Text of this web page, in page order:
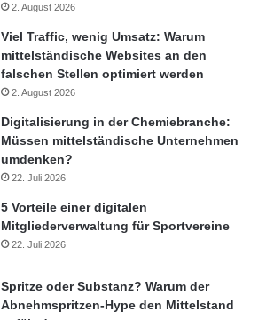
2. August 2026
Viel Traffic, wenig Umsatz: Warum
mittelständische Websites an den
falschen Stellen optimiert werden
2. August 2026
Digitalisierung in der Chemiebranche:
Müssen mittelständische Unternehmen
umdenken?
22. Juli 2026
5 Vorteile einer digitalen
Mitgliederverwaltung für Sportvereine
22. Juli 2026
Spritze oder Substanz? Warum der
Abnehmspritzen-Hype den Mittelstand